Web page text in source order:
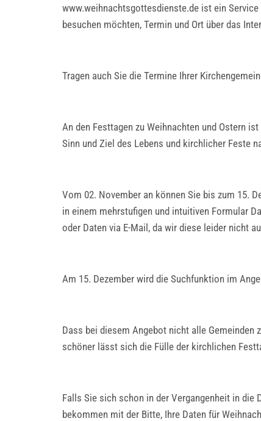
www.weihnachtsgottesdienste.de ist ein
besuchen möchten, Termin und Ort über das
Tragen auch Sie die Termine Ihrer
An den Festtagen zu Weihnachten und Ostern
Sinn und Ziel des Lebens und kirchlicher Feste
Vom 02. November an können Sie bis zum 15.
in einem mehrstufigen und intuitiven Formular
oder Daten via E-Mail, da wir diese leider nicht
Am 15. Dezember wird die Suchfunktion im
Dass bei diesem Angebot nicht alle Gemeinden
schöner lässt sich die Fülle der kirchlichen
Falls Sie sich schon in der Vergangenheit in die
bekommen mit der Bitte, Ihre Daten für